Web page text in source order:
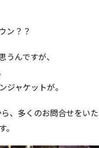
ン？？
んですが、
ジャケットが。
、多くのお問合せをいた